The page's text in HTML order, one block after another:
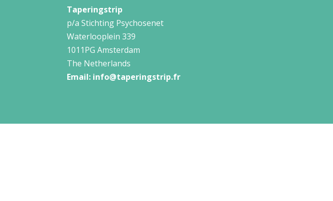
Taperingstrip
p/a Stichting Psychosenet
Waterlooplein 339
1011PG Amsterdam
The Netherlands
Email: info@taperingstrip.fr